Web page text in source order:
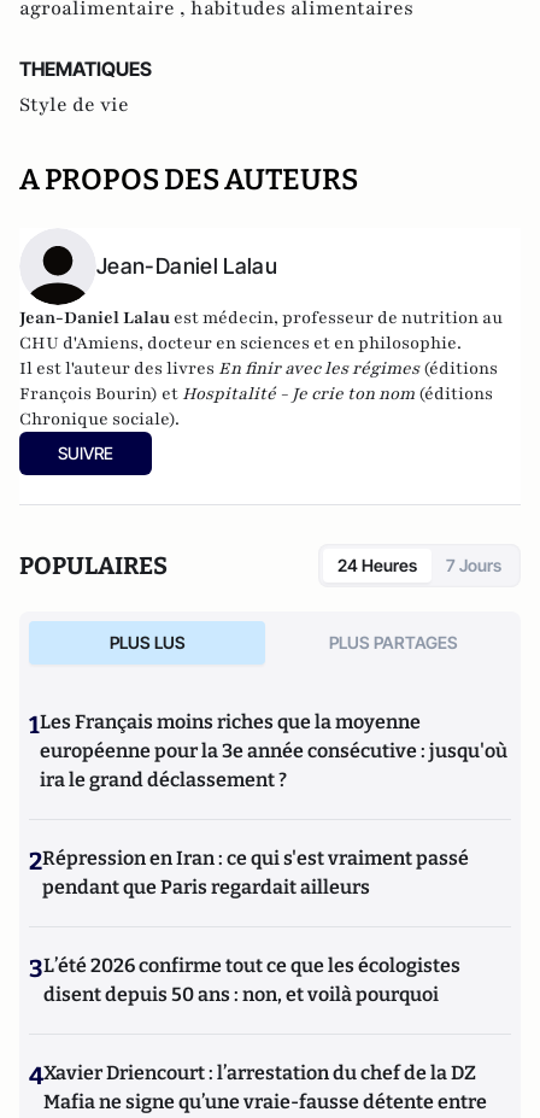
agroalimentaire , habitudes alimentaires
THEMATIQUES
Style de vie
A PROPOS DES AUTEURS
Jean-Daniel Lalau
Jean-Daniel Lalau est médecin, professeur de nutrition au
CHU d'Amiens, docteur en sciences et en philosophie.
Il est l'auteur des livres En finir avec les régimes(éditions
François Bourin) et Hospitalité - Je crie ton nom (éditions
Chronique sociale).
SUIVRE
POPULAIRES 24 Heures 7 Jours
PLUS LUS PLUS PARTAGES
1Les Français moins riches que la moyenne
européenne pour la 3e année consécutive : jusqu'où
ira le grand déclassement ?
2Répression en Iran : ce qui s'est vraiment passé
pendant que Paris regardait ailleurs
3L’été 2026 confirme tout ce que les écologistes
disent depuis 50 ans : non, et voilà pourquoi
4Xavier Driencourt : l’arrestation du chef de la DZ
Mafia ne signe qu’une vraie-fausse détente entre